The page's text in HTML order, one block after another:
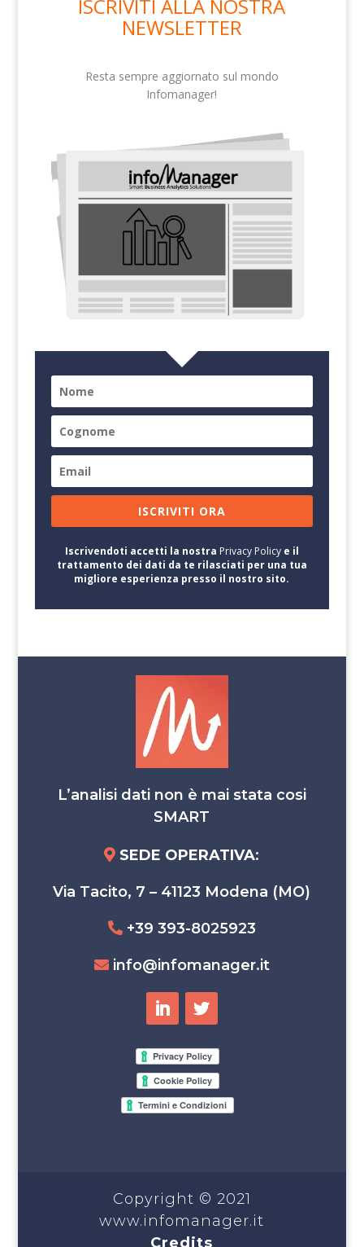
ISCRIVITI ALLA NOSTRA
NEWSLETTER
Resta sempre aggiornato sul mondo
Infomanager!
ISCRIVITI ORA
Iscrivendoti accetti la nostra Privacy Policye il
trattamento dei dati da te rilasciati per una tua
migliore esperienza presso il nostro sito.
L’analisi dati non è mai stata cosi
SMART
SEDE OPERATIVA:
Via Tacito, 7 – 41123 Modena (MO)
+39 393-8025923
info@infomanager.it
Copyright © 2021
www.infomanager.it
Credits